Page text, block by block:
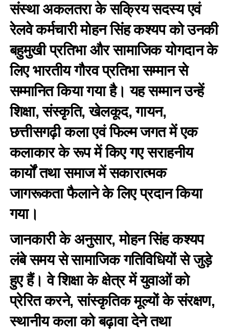
संस्था अकलतरा के सक्रिय सदस्य एवं
रेलवे कर्मचारी मोहन सिंह कश्यप को उनकी
बहुमुखी प्रतिभा और सामाजिक योगदान के
लिए भारतीय गौरव प्रतिभा सम्मान से
सम्मानित किया गया है। यह सम्मान उन्हें
शिक्षा, संस्कृति, खेलकूद, गायन,
छत्तीसगढ़ी कला एवं फिल्म जगत में एक
कलाकार के रूप में किए गए सराहनीय
कार्यों तथा समाज में सकारात्मक
जागरूकता फैलाने के लिए प्रदान किया
गया।
जानकारी के अनुसार, मोहन सिंह कश्यप
लंबे समय से सामाजिक गतिविधियों से जुड़े
हुए हैं। वे शिक्षा के क्षेत्र में युवाओं को
प्रेरित करने, सांस्कृतिक मूल्यों के संरक्षण,
स्थानीय कला को बढ़ावा देने तथा